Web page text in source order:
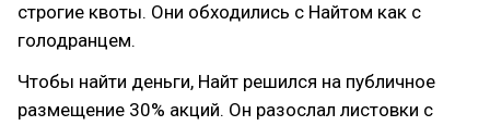
строгие квоты. Они обходились с Найтом как с
голодранцем.
Чтобы найти деньги, Найт решился на публичное
размещение 30% акций. Он разослал листовки с